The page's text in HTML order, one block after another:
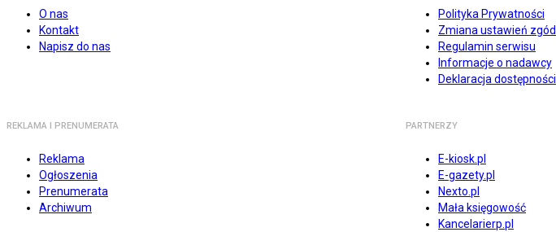
O nas
Kontakt
Napisz do nas
Polityka Prywatności
Zmiana ustawień zgód
Regulamin serwisu
Informacje o nadawcy
Deklaracja dostępności
REKLAMA I PRENUMERATA
Reklama
Ogłoszenia
Prenumerata
Archiwum
PARTNERZY
E-kiosk.pl
E-gazety.pl
Nexto.pl
Mała księgowość
Kancelarierp.pl